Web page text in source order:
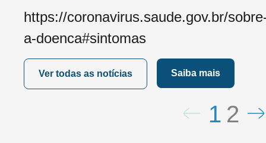
https://coronavirus.saude.gov.br/
a-doenca#sintomas
Ver todas as notícias Saiba mais
1 2